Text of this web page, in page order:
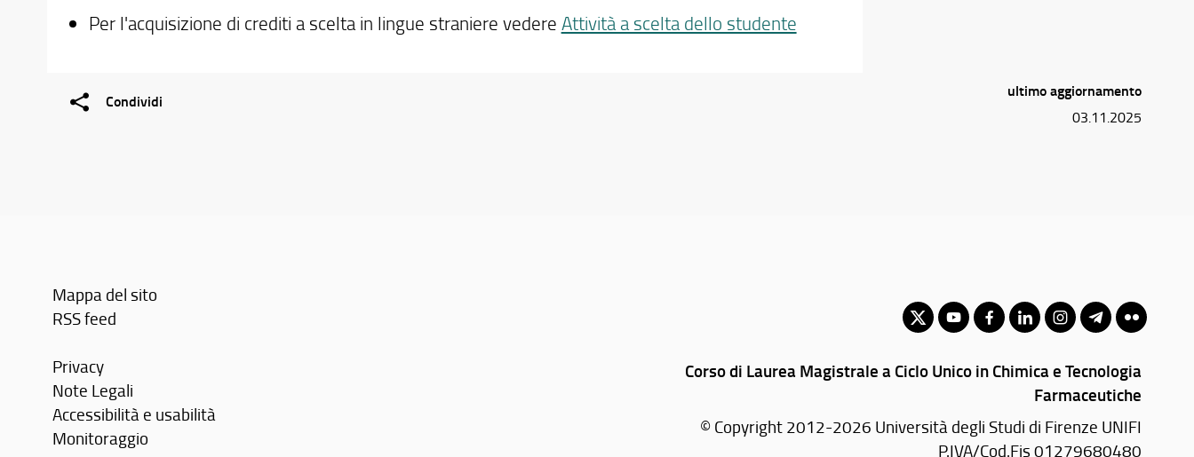
Per l'acquisizione di crediti a scelta in lingue straniere vedere Attività a scelta dello studente
Condividi
ultimo aggiornamento
03.11.2025
Mappa del sito
RSS feed
Privacy
Note Legali
Accessibilità e usabilità
Monitoraggio
Corso di Laurea Magistrale a Ciclo Unico in Chimica e Tecnologia
Farmaceutiche
© Copyright 2012-2026 Università degli Studi di Firenze UNIFI
P.IVA/Cod.Fis 01279680480